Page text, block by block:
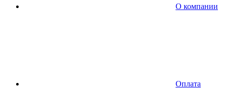
О компании
Оплата